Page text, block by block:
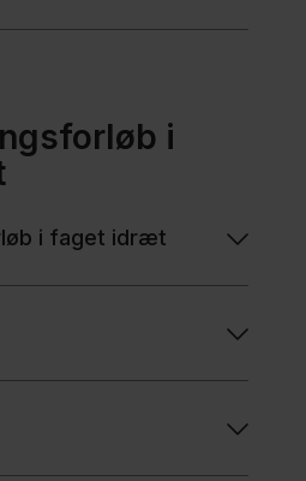
i
i faget idræt